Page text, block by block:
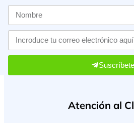
Suscríbete
Atención al